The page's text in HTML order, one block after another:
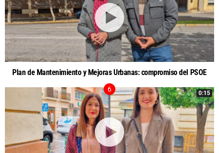
Plan de Mantenimiento y Mejoras Urbanas: compromiso del PSOE
0:15